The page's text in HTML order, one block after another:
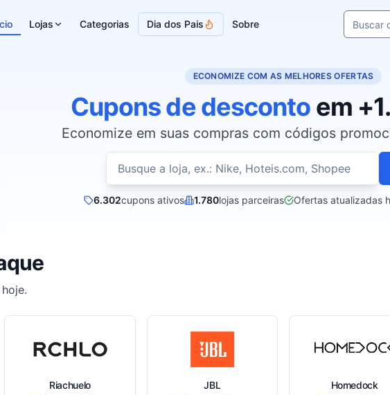
Lojas Categorias Dia dos Pais Sobre
Buscar
ECONOMIZE COM AS MELHORES OFERTAS
Cupons de desconto em
Economize em suas compras com códigos
6.302cupons ativos 1.780lojas parceiras Ofertas atualizadas
Riachuelo JBL Homedock